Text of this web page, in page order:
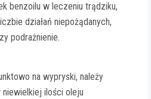
benzoilu w leczeniu trądziku,
działań niepożądanych,
podrażnienie.
na wypryski, należy
ilości oleju